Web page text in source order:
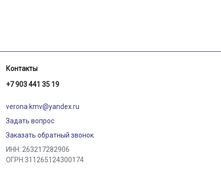
Контакты
+7 903 441 35 19
verona.kmv@yandex.ru
Задать вопрос
Заказать обратный звонок
ИНН: 263217282906
ОГРН:311265124300174